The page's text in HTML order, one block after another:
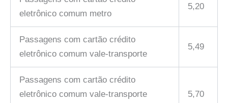
eletrônico comum metro
5,20
Passagens com cartão crédito
eletrônico comum vale-transporte
5,49
Passagens com cartão crédito
eletrônico comum vale-transporte
5,70